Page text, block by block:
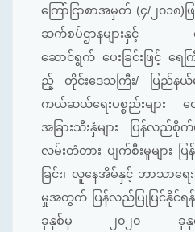
ကြော်ငြာစာအမှတ် (၄/၂၀၁၈)
ဆက်စပ်ဌာနများနှင့် လျင်
ဆောင်ရွက် ပေးခြင်းဖြင့် ရေက
ည့် တိုင်းဒေသကြီး/ ပြည်နယ်မ
ကယ်ဆယ်ရေးပစ္စည်းများ ထေ
အခြားသီးနှံများ ပြန်လည်စိုက်
လမ်းတံတား ပျက်စီးမှုများ ပ
ခြင်း၊ လူနေအိမ်နှင့် ဘာသာရ
မှုအတွက် ပြန်လည်ပြုပြင်နိုင်ရ
ခုနှစ်မှ ၂၀၂၀ ခုနှစ်